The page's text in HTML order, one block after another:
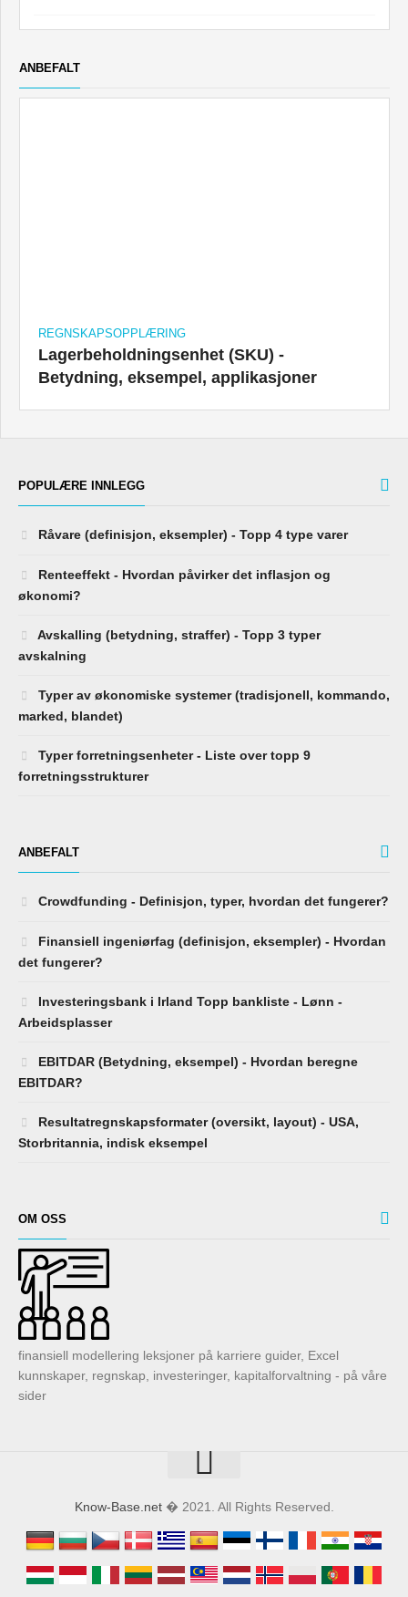
ANBEFALT
REGNSKAPSOPPLÆRING
Lagerbeholdningsenhet (SKU) -
Betydning, eksempel, applikasjoner
POPULÆRE INNLEGG
Råvare (definisjon, eksempler) - Topp 4 type varer
Renteeffekt - Hvordan påvirker det inflasjon og
økonomi?
Avskalling (betydning, straffer) - Topp 3 typer
avskalning
Typer av økonomiske systemer (tradisjonell, kommando,
marked, blandet)
Typer forretningsenheter - Liste over topp 9
forretningsstrukturer
ANBEFALT
Crowdfunding - Definisjon, typer, hvordan det fungerer?
Finansiell ingeniørfag (definisjon, eksempler) - Hvordan
det fungerer?
Investeringsbank i Irland Topp bankliste - Lønn -
Arbeidsplasser
EBITDAR (Betydning, eksempel) - Hvordan beregne
EBITDAR?
Resultatregnskapsformater (oversikt, layout) - USA,
Storbritannia, indisk eksempel
OM OSS
finansiell modellering leksjoner på karriere guider, Excel
kunnskaper, regnskap, investeringer, kapitalforvaltning - på våre
sider
Know-Base.net� 2021. All Rights Reserved.